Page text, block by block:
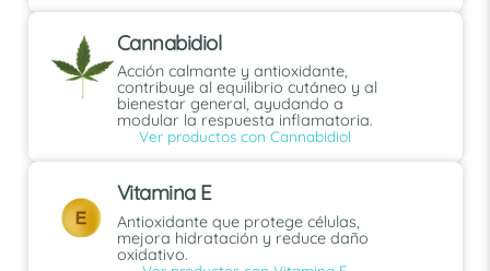
Cannabidiol
Acción calmante y antioxidante,
contribuye al equilibrio cutáneo y al
bienestar general, ayudando a
modular la respuesta inflamatoria.
Ver productos con Cannabidiol
Vitamina E
Antioxidante que protege células,
mejora hidratación y reduce daño
oxidativo.